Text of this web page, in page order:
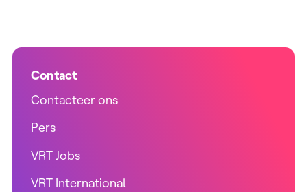
Contact
Contacteer ons
Pers
VRT Jobs
VRT International